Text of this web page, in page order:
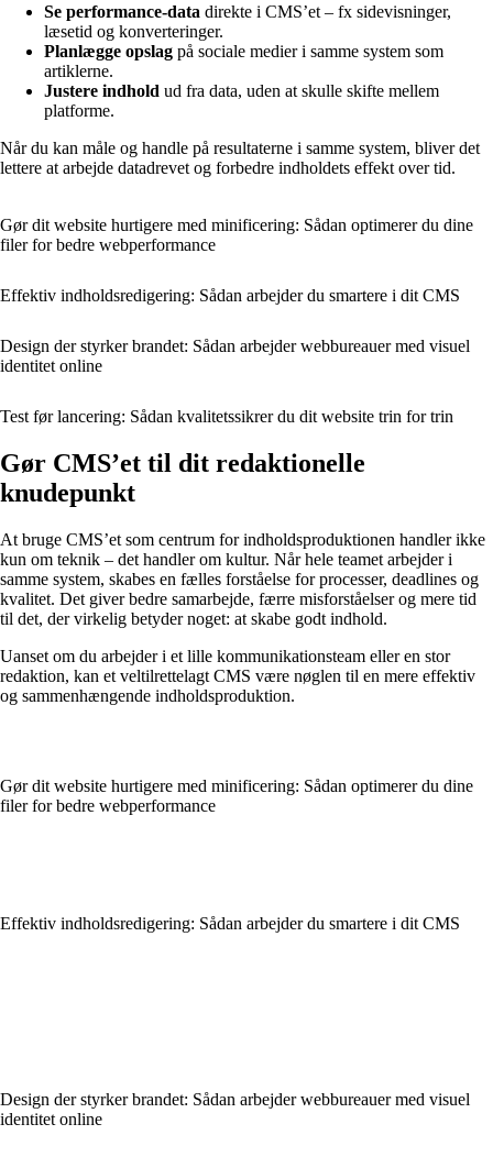
Se performance-data direkte i CMS’et – fx sidevisninger,
læsetid og konverteringer.
Planlægge opslag på sociale medier i samme system som
artiklerne.
Justere indhold ud fra data, uden at skulle skifte mellem
platforme.
Når du kan måle og handle på resultaterne i samme system, bliver det
lettere at arbejde datadrevet og forbedre indholdets effekt over tid.
Gør dit website hurtigere med minificering: Sådan optimerer du dine
filer for bedre webperformance
Effektiv indholdsredigering: Sådan arbejder du smartere i dit CMS
Design der styrker brandet: Sådan arbejder webbureauer med visuel
identitet online
Test før lancering: Sådan kvalitetssikrer du dit website trin for trin
Gør CMS’et til dit redaktionelle
knudepunkt
At bruge CMS’et som centrum for indholdsproduktionen handler ikke
kun om teknik – det handler om kultur. Når hele teamet arbejder i
samme system, skabes en fælles forståelse for processer, deadlines og
kvalitet. Det giver bedre samarbejde, færre misforståelser og mere tid
til det, der virkelig betyder noget: at skabe godt indhold.
Uanset om du arbejder i et lille kommunikationsteam eller en stor
redaktion, kan et veltilrettelagt CMS være nøglen til en mere effektiv
og sammenhængende indholdsproduktion.
Gør dit website hurtigere med minificering: Sådan optimerer du dine
filer for bedre webperformance
Effektiv indholdsredigering: Sådan arbejder du smartere i dit CMS
Design der styrker brandet: Sådan arbejder webbureauer med visuel
identitet online